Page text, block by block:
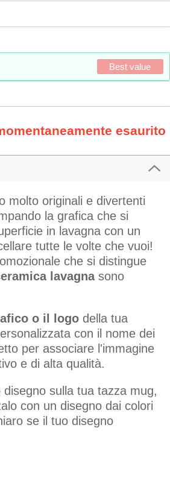
Best value
esaurito
molto originali e divertenti
la grafica che si
in lavagna con un
tutte le volte che vuoi!
che si distingue
lavagnasono
o il logo della tua
con il nome dei
per associare l'immagine
e di alta qualità.
sulla tua tazza mug,
con un disegno dai colori
se il tuo disegno